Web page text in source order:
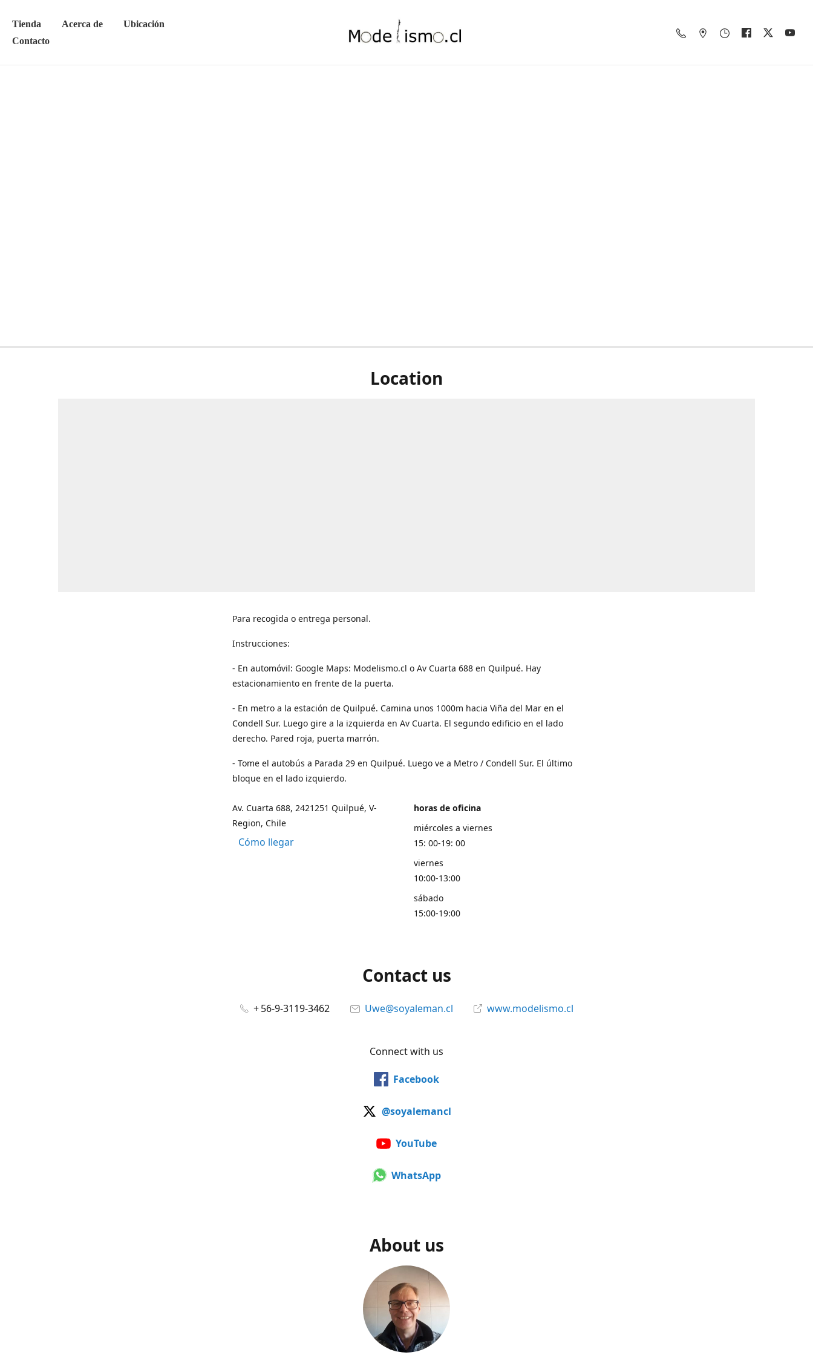
Tienda Acerca de
Ubicación
Contacto
Location
Para recogida o entrega personal.
Instrucciones:
- En automóvil: Google Maps: Modelismo.cl o Av Cuarta 688 en Quilpué. Hay
estacionamiento en frente de la puerta.
- En metro a la estación de Quilpué. Camina unos 1000m hacia Viña del Mar en el
Condell Sur. Luego gire a la izquierda en Av Cuarta. El segundo edificio en el lado
derecho. Pared roja, puerta marrón.
- Tome el autobús a Parada 29 en Quilpué. Luego ve a Metro / Condell Sur. El último
bloque en el lado izquierdo.
Av. Cuarta 688, 2421251 Quilpué, V-
Region, Chile
Cómo llegar
horas de oficina
miércoles a viernes
15: 00-19: 00
viernes
10:00-13:00
sábado
15:00-19:00
Contact us
+ 56-9-3119-3462 Uwe@soyaleman.cl www.modelismo.cl
Connect with us
Facebook
@soyalemancl
YouTube
WhatsApp
About us